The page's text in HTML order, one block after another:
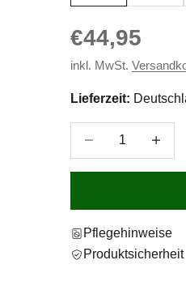
Angebot
€44,95
inkl. MwSt.
Lieferzeit:
Anzahl verringern
Pflegehinweise
Produktsicherheit